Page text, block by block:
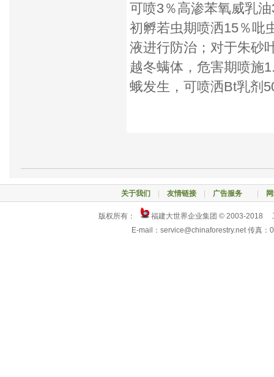
可喷3％高渗苯氧威乳
初孵若虫期喷洒15％吡
液进行防治；对于朱砂
越冬螨体，危害期喷施
蛾发生，可喷洒Bt乳剂
关于我们 友情链接| 广告服务
版权所有：
福建大世界企业集团 © 2003-2018
E-mail：service@chinaforestry.net 传真